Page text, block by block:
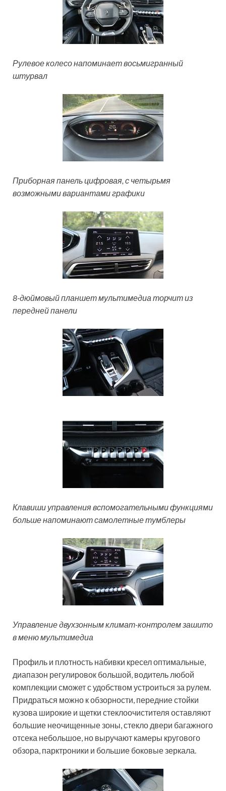
Рулевое колесо напоминает восьмигранный
штурвал
Приборная панель цифровая, с четырьмя
возможными вариантами графики
8-дюймовый планшет мультимедиа торчит из
передней панели
Клавиши управления вспомогательными функциями
больше напоминают самолетные тумблеры
Управление двухзонным климат-контролем зашито
в меню мультимедиа
Профиль и плотность набивки кресел оптимальные,
диапазон регулировок большой, водитель любой
комплекции сможет с удобством устроиться за рулем.
Придраться можно к обзорности, передние стойки
кузова широкие и щетки стеклоочистителя оставляют
большие неочищенные зоны, стекло двери багажного
отсека небольшое, но выручают камеры кругового
обзора, парктроники и большие боковые зеркала.